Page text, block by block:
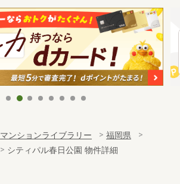
マンションライブラリー
福岡県
シティパル春日公園 物件詳細